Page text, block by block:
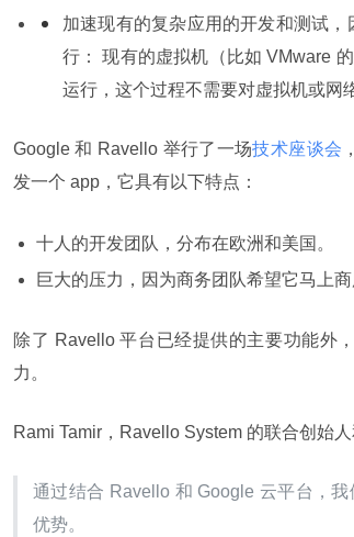
加速现有的复杂应用的开发和测试
行： 现有的虚拟机（比如 VMware
运行，这个过程不需要对虚拟机或网
Google 和 Ravello 举行了一场技术座谈会
发一个 app，它具有以下特点：
十人的开发团队，分布在欧洲和美国。
巨大的压力，因为商务团队希望它马上商
除了 Ravello 平台已经提供的主要功能外
力。
Rami Tamir，Ravello System 的联合创始人
通过结合 Ravello 和 Google 云平台，
优势。